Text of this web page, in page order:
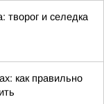
творог и селедка
как правильно